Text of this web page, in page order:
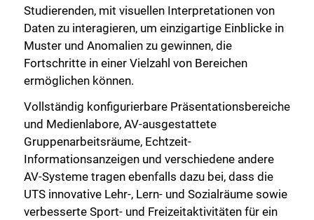
Studierenden, mit visuellen Interpretationen von
Daten zu interagieren, um einzigartige Einblicke in
Muster und Anomalien zu gewinnen, die
Fortschritte in einer Vielzahl von Bereichen
ermöglichen können.
Vollständig konfigurierbare Präsentationsbereiche
und Medienlabore, AV-ausgestattete
Gruppenarbeitsräume, Echtzeit-
Informationsanzeigen und verschiedene andere
AV-Systeme tragen ebenfalls dazu bei, dass die
UTS innovative Lehr-, Lern- und Sozialräume sowie
verbesserte Sport- und Freizeitaktivitäten für ein